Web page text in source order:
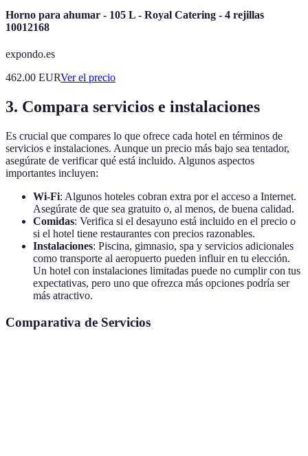
Horno para ahumar - 105 L - Royal Catering - 4 rejillas
10012168
expondo.es
462.00 EURVer el precio
3. Compara servicios e instalaciones
Es crucial que compares lo que ofrece cada hotel en términos de
servicios e instalaciones. Aunque un precio más bajo sea tentador,
asegúrate de verificar qué está incluido. Algunos aspectos
importantes incluyen:
Wi-Fi: Algunos hoteles cobran extra por el acceso a Internet.
Asegúrate de que sea gratuito o, al menos, de buena calidad.
Comidas: Verifica si el desayuno está incluido en el precio o
si el hotel tiene restaurantes con precios razonables.
Instalaciones: Piscina, gimnasio, spa y servicios adicionales
como transporte al aeropuerto pueden influir en tu elección.
Un hotel con instalaciones limitadas puede no cumplir con tus
expectativas, pero uno que ofrezca más opciones podría ser
más atractivo.
Comparativa de Servicios